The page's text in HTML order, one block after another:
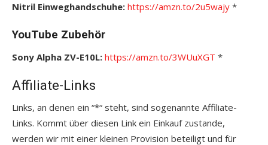
Nitril Einweghandschuhe: https://amzn.to/2u5wajy *
YouTube Zubehör
Sony Alpha ZV-E10L: https://amzn.to/3WUuXGT *
Affiliate-Links
Links, an denen ein “*“ steht, sind sogenannte Affiliate-
Links. Kommt über diesen Link ein Einkauf zustande,
werden wir mit einer kleinen Provision beteiligt und für